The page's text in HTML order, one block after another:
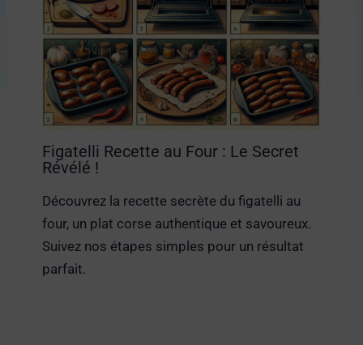
Figatelli Recette au Four : Le Secret
Révélé !
Découvrez la recette secrète du figatelli au
four, un plat corse authentique et savoureux.
Suivez nos étapes simples pour un résultat
parfait.